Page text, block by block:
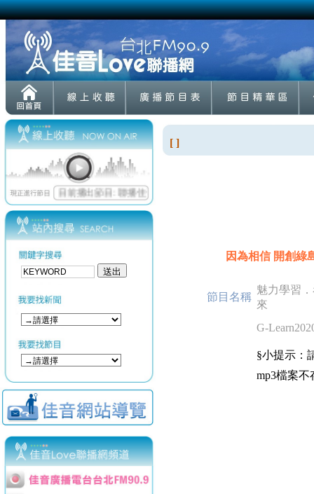
[ ]
因為相信 開創綠
節目名稱
魅力學習
來
G-
§小提示：
mp3檔案不